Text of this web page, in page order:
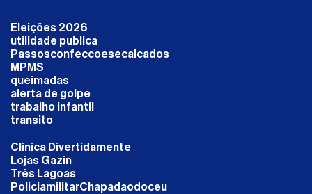
Eleições 2026
utilidade publica
Passosconfeccoesecalcados
MPMS
queimadas
alerta de golpe
trabalho infantil
transito
Clinica Divertidamente
Lojas Gazin
Três Lagoas
PoliciamilitarChapadaodoceu